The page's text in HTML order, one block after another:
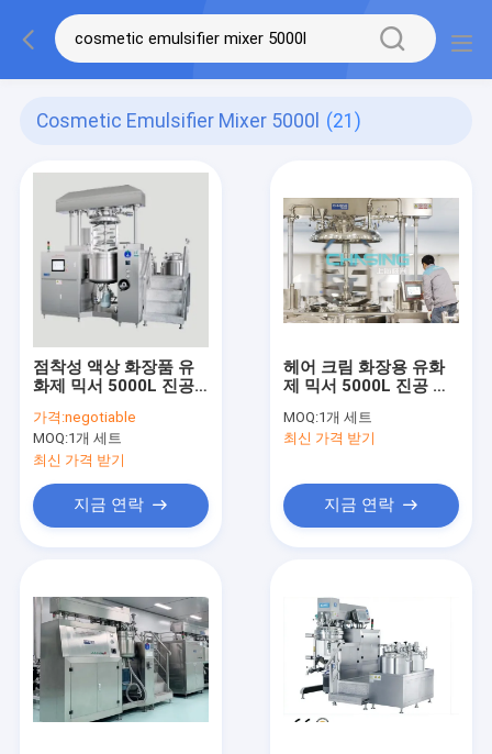
Cosmetic Emulsifier Mixer 5000l (21)
점착성 액상 화장품 유
화제 믹서 5000L 진공
가격:negotiable
MOQ:1개 세트
최신 가격 받기
지금 연락
헤어 크림 화장용 유화
제 믹서 5000L 진공 유
MOQ:1개 세트
최신 가격 받기
지금 연락